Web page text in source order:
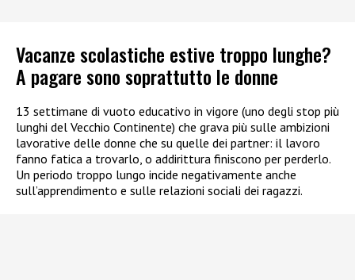
Vacanze scolastiche estive troppo lunghe?
A pagare sono soprattutto le donne
13 settimane di vuoto educativo in vigore (uno degli stop più
lunghi del Vecchio Continente) che grava più sulle ambizioni
lavorative delle donne che su quelle dei partner: il lavoro
fanno fatica a trovarlo, o addirittura finiscono per perderlo.
Un periodo troppo lungo incide negativamente anche
sull’apprendimento e sulle relazioni sociali dei ragazzi.